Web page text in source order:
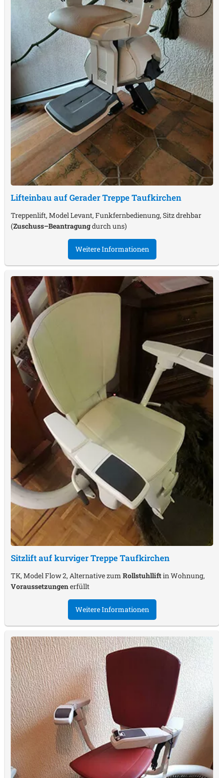
Lifteinbau auf Gerader TreppeTaufkirchen
Treppenlift, Model Levant, Funkfernbedienung, Sitz drehbar
(Zuschuss–Beantragungdurch uns)
Weitere Informationen
Sitzlift auf kurviger TreppeTaufkirchen
TK, Model Flow 2, Alternative zum Rollstuhlliftin Wohnung,
Voraussetzungenerfüllt
Weitere Informationen